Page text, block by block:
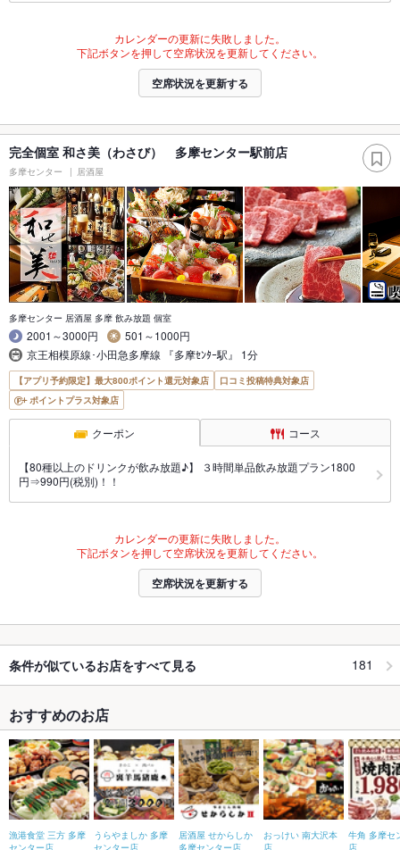
カレンダーの更新に失敗しました。
下記ボタンを押して空席状況を更新してください。
空席状況を更新する
完全個室 和さ美（わさび） 多摩センター駅前店
多摩センター 居酒屋
多摩センター 居酒屋 多摩 飲み放題 個室
2001～3000円
501～1000円
京王相模原線･小田急多摩線 『多摩ｾﾝﾀｰ駅』 1分
【アプリ予約限定】最大800ポイント還元対象店
口コミ投稿特典対象店
ポイントプラス対象店
クーポン コース
【80種以上のドリンクが飲み放題♪】 ３時間単品飲み放題プラン1800
円⇒990円(税別)！！
カレンダーの更新に失敗しました。
下記ボタンを押して空席状況を更新してください。
空席状況を更新する
条件が似ているお店をすべて見る 181
おすすめのお店
漁港食堂 三方 多摩
うらやましか 多摩
居酒屋 せからしか
おっけい 南大沢本
牛角 多摩セ